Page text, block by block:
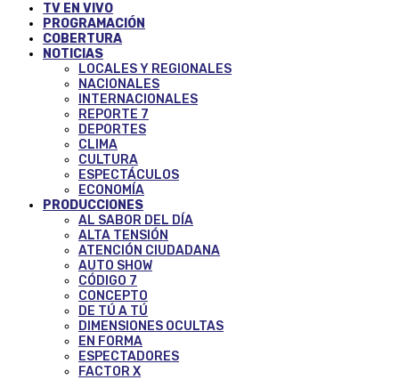
TV EN VIVO
PROGRAMACIÓN
COBERTURA
NOTICIAS
LOCALES Y REGIONALES
NACIONALES
INTERNACIONALES
REPORTE 7
DEPORTES
CLIMA
CULTURA
ESPECTÁCULOS
ECONOMÍA
PRODUCCIONES
AL SABOR DEL DÍA
ALTA TENSIÓN
ATENCIÓN CIUDADANA
AUTO SHOW
CÓDIGO 7
CONCEPTO
DE TÚ A TÚ
DIMENSIONES OCULTAS
EN FORMA
ESPECTADORES
FACTOR X